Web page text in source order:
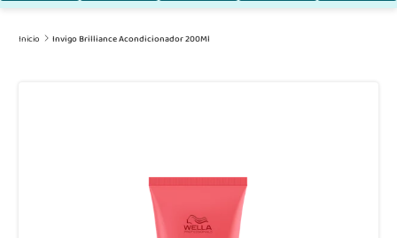
Inicio Invigo Brilliance Acondicionador 200Ml